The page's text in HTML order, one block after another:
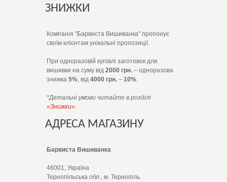
ЗНИЖКИ
Компанія "Барвиста Вишиванка" пропонує
своїм клієнтам унікальні пропозиції.
При одноразовій купівлі заготовок для
вишивки на суму від 2000 грн. – одноразова
знижка 5%, від 4000 грн. – 10%.
*Детальні умови читайте в розділі
«Знижки».
АДРЕСА МАГАЗИНУ
Барвиста Вишиванка
46001, Україна
Тернопільська обл., м. Тернопіль